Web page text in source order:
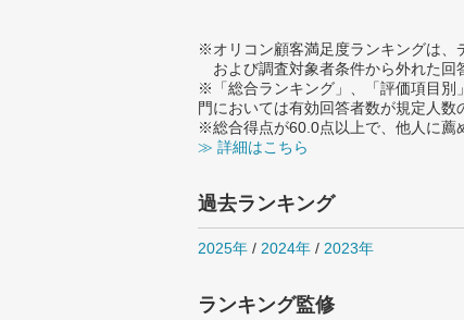
※オリコン顧客満足度ランキングは、
および調査対象者条件から外れた回
※「総合ランキング」、「評価項目別
門においては有効回答者数が規定人数
※総合得点が60.0点以上で、他人に薦
≫ 詳細はこちら
過去ランキング
2025年 / 2024年 / 2023年
ランキング監修